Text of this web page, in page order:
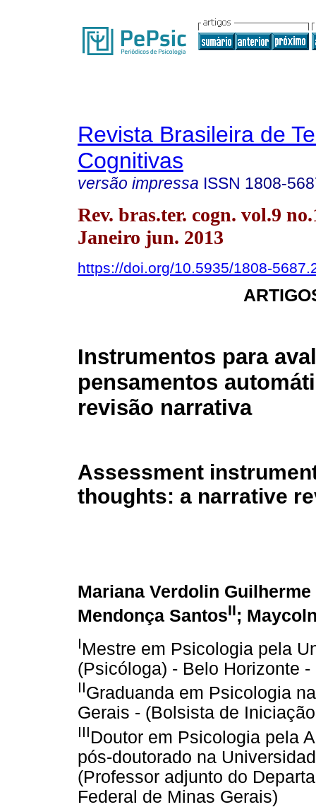
Revista Brasileira de
Cognitivas
versão impressa ISSN 1808-
Rev. bras.ter. cogn. vol.9
Janeiro jun. 2013
https://doi.org/10.5935/1808-
Instrumentos para
pensamentos
revisão narrativa
Assessment
thoughts: a narrative
Mariana Verdolin
Mendonça SantosII;
IMestre em Psicologia pela
(Psicóloga) - Belo Horizonte -
IIGraduanda em Psicologia
Gerais - (Bolsista de
IIIDoutor em Psicologia pela
pós-doutorado na
(Professor adjunto do
Federal de Minas Gerais)